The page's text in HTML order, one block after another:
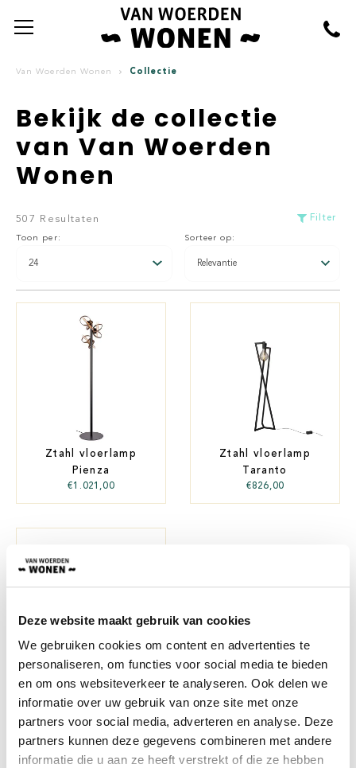
Deze website maakt gebruik van cookies
We gebruiken cookies om content en advertenties te
personaliseren, om functies voor social media te bieden
en om ons websiteverkeer te analyseren. Ook delen we
informatie over uw gebruik van onze site met onze
partners voor social media, adverteren en analyse. Deze
partners kunnen deze gegevens combineren met andere
informatie die u aan ze heeft verstrekt of die ze hebben
Van Woerden Wonen Collectie
Bekijk de collectie
van Van Woerden
Wonen
507 Resultaten Filter
Toon per: Sorteer op:
Ztahl vloerlamp
Pienza
€1.021,00
Ztahl vloerlamp
Taranto
€826,00
Ztahl vloerlamp
1 .. 21 22